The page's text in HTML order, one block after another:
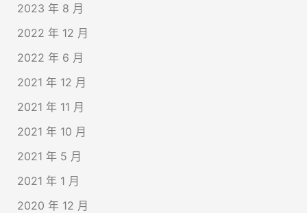
2023 年 8 月
2022 年 12 月
2022 年 6 月
2021 年 12 月
2021 年 11 月
2021 年 10 月
2021 年 5 月
2021 年 1 月
2020 年 12 月